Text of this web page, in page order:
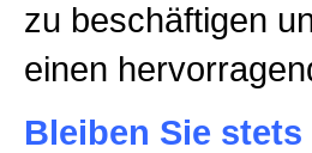
zu beschäftigen
einen
Bleiben Sie